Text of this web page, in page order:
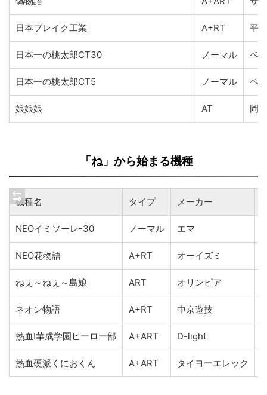
日本ブレイク工業 A+RT 平和
日本一の桃太郎CT30 ノーマル ベ
日本一の桃太郎CT5 ノーマル ベ
娘娘娘 AT 岡
「ね」から始まる機種
機種名 タイプ メーカー
NEOイミソーレ-30 ノーマル エマ
NEO花物語 A+RT オーイズミ
ねぇ～ねぇ～島娘 ART オリンピア
ネオン物語 A+RT 中京遊技
熱血!華成学園ヒーロー部 A+ART D-light
熱血硬派くにおくん A+ART タイヨーエレック